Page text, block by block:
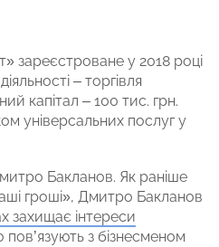
зареєстроване у 2018 році
– торгівля
капітал – 100 тис. грн.
універсальних послуг у
Бакланов. Як раніше
гроші», Дмитро Бакланов
захищає інтереси
з бізнесменом